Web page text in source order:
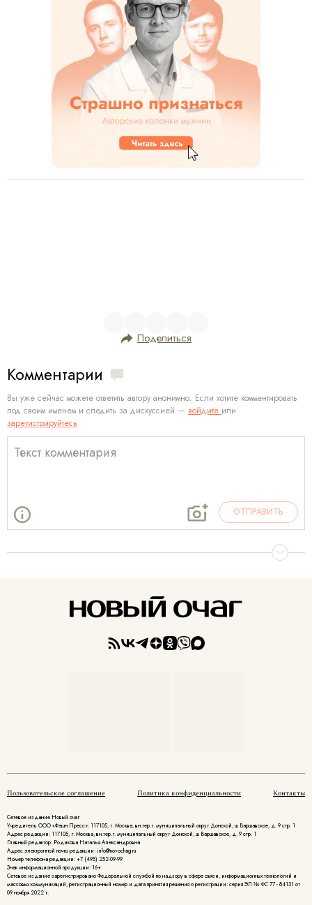
Поделиться
Комментарии
Вы уже сейчас можете ответить автору анонимно. Если хотите комментировать
под своим именем и следить за дискуссией — войдите или
зарегистрируйтесь
ОТПРАВИТЬ
Пользовательское соглашение Политика конфиденциальности Контакты
Сетевое издание Новый очаг
Учредитель ООО «Фэшн Пресс»: 117105, г. Москва, вн.тер.г. муниципальный округ Донской, ш Варшавское, д. 9 стр. 1
Адрес редакции: 117105, г. Москва, вн.тер.г. муниципальный округ Донской, ш Варшавское, д. 9 стр. 1
Главный редактор: Родикова Наталья Александровна
Адрес электронной почты редакции: info@novochag.ru
Номер телефона редакции: +7 (495) 252-09-99
Знак информационной продукции: 16+
Cетевое издание зарегистрировано Федеральной службой по надзору в сфере связи, информационных технологий и
массовых коммуникаций, регистрационный номер и дата принятия решения о регистрации: серия ЭЛ № ФС 77 - 84131 от
09 ноября 2022 г.